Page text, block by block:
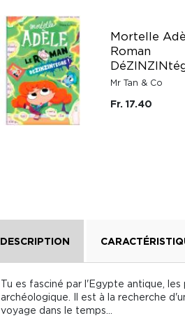
Mortelle
Roman
Mr Tan & Co
Fr. 17.40
DESCRIPTION
Tu es fasciné par l'Egypte antique,
archéologique. Il est à la recherche
voyage dans le temps...